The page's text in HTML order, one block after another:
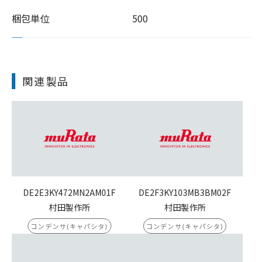
梱包単位 500
関連製品
DE2E3KY472MN2AM01F
村田製作所
コンデンサ(キャパシタ)
DE2F3KY103MB3BM02F
村田製作所
コンデンサ(キャパシタ)